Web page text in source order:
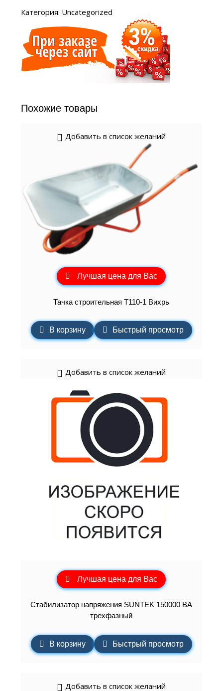
Категория: Uncategorized
Похожие товары
Добавить в список желаний
Лучшая цена для Вас
Тачка строительная Т110-1 Вихрь
В корзину Быстрый просмотр
Добавить в список желаний
Лучшая цена для Вас
Стабилизатор напряжения SUNTEK 150000 ВА
трехфазный
В корзину Быстрый просмотр
Добавить в список желаний